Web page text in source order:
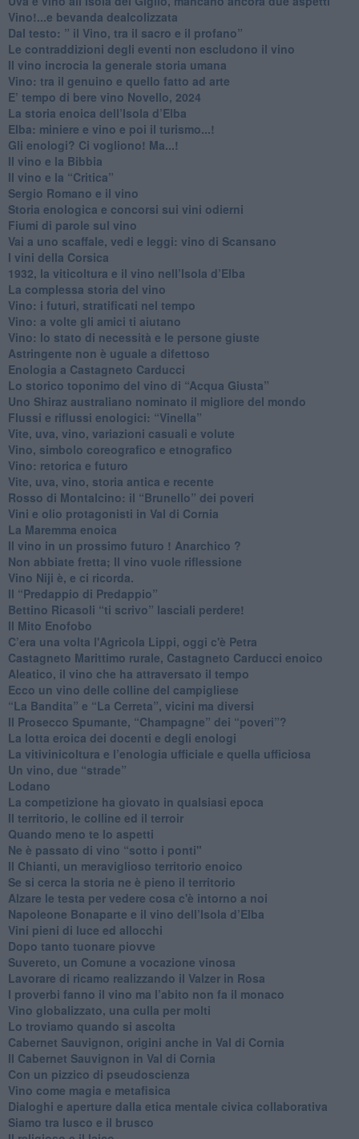
​Vino!...e bevanda dealcolizzata
​Dal testo: ” il Vino, tra il sacro e il profano”
Le contraddizioni degli eventi non escludono il vino
​Il vino incrocia la generale storia umana
Vino: tra il genuino e quello fatto ad arte
E’ tempo di bere vino Novello, 2024
La storia enoica dell’Isola d’Elba
Elba: miniere e vino e poi il turismo...!
​Gli enologi? Ci vogliono! Ma...!
​Il vino e la Bibbia
​Il vino e la “Critica”
Sergio Romano e il vino
​Storia enologica e concorsi sui vini odierni
Fiumi di parole sul vino
​Vai a uno scaffale, vedi e leggi: vino di Scansano
​I vini della Corsica
​1932, la viticoltura e il vino nell’Isola d’Elba
​La complessa storia del vino
​Vino: i futuri, stratificati nel tempo
Vino: a volte gli amici ti aiutano
Vino: lo stato di necessità e le persone giuste
​Astringente non è uguale a difettoso
Enologia a Castagneto Carducci
Lo storico toponimo del vino di “Acqua Giusta”
Uno Shiraz australiano nominato il migliore del mondo
​Flussi e riflussi enologici: “Vinella”
Vite, uva, vino, variazioni casuali e volute
Vino, simbolo coreografico e etnografico
​Vino: retorica e futuro
​Vite, uva, vino, storia antica e recente
​Rosso di Montalcino: il “Brunello” dei poveri
Vini e olio protagonisti in Val di Cornia
​La Maremma enoica
Il vino in un prossimo futuro ! Anarchico ?
​Non abbiate fretta; Il vino vuole riflessione
​Vino Niji è, e ci ricorda.
Il “Predappio di Predappio”
Bettino Ricasoli “ti scrivo” lasciali perdere!
Il Mito Enofobo
​C’era una volta l'Agricola Lippi, oggi c'è Petra
​Castagneto Marittimo rurale, Castagneto Carducci enoico
Aleatico, il vino che ha attraversato il tempo
Ecco un vino delle colline del campigliese
“La Bandita” e “La Cerreta”, vicini ma diversi
​Il Prosecco Spumante, “Champagne” dei “poveri”?
​La lotta eroica dei docenti e degli enologi
​La vitivinicoltura e l’enologia ufficiale e quella ufficiosa
​Un vino, due “strade”
Lodano
​La competizione ha giovato in qualsiasi epoca
Il territorio, le colline ed il terroir
Quando meno te lo aspetti
​Ne è passato di vino “sotto i ponti"
​Il Chianti, un meraviglioso territorio enoico
​Se si cerca la storia ne è pieno il territorio
Alzare le testa per vedere cosa c'è intorno a noi
​Napoleone Bonaparte e il vino dell’Isola d’Elba
Vini pieni di luce ed allocchi
Dopo tanto tuonare piovve
Suvereto, un Comune a vocazione vinosa
Lavorare di ricamo realizzando il Valzer in Rosa
​I proverbi fanno il vino ma l’abito non fa il monaco
Vino globalizzato, una culla per molti
Lo troviamo quando si ascolta
Cabernet Sauvignon, origini anche in Val di Cornia
Il Cabernet Sauvignon in Val di Cornia
Con un pizzico di pseudoscienza
​Vino come magia e metafisica
Dialoghi e aperture dalla etica mentale civica collaborativa
Siamo tra lusco e il brusco